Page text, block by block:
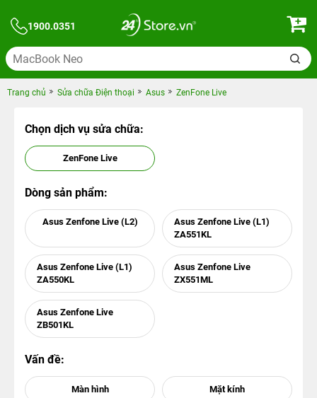
1900.0351
Trang chủ Sửa chữa Điện thoại Asus ZenFone Live
Chọn dịch vụ sửa chữa:
ZenFone Live
Dòng sản phẩm:
Asus Zenfone Live (L2)
Asus Zenfone Live (L1)
ZA551KL
Asus Zenfone Live (L1)
ZA550KL
Asus Zenfone Live
‏ZX551ML
Asus Zenfone Live
ZB501KL
Vấn đề: